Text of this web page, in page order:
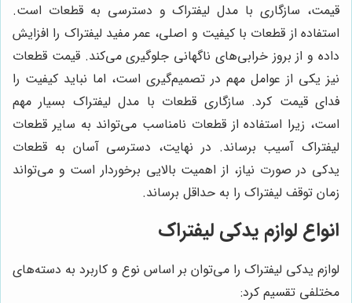
قیمت، سازگاری با مدل لیفتراک و دسترسی به قطعات است.
استفاده از قطعات با کیفیت و اصلی، عمر مفید لیفتراک را افزایش
داده و از بروز خرابی‌های ناگهانی جلوگیری می‌کند. قیمت قطعات
نیز یکی از عوامل مهم در تصمیم‌گیری است، اما نباید کیفیت را
فدای قیمت کرد. سازگاری قطعات با مدل لیفتراک بسیار مهم
است، زیرا استفاده از قطعات نامناسب می‌تواند به سایر قطعات
لیفتراک آسیب برساند. در نهایت، دسترسی آسان به قطعات
یدکی در صورت نیاز، از اهمیت بالایی برخوردار است و می‌تواند
زمان توقف لیفتراک را به حداقل برساند.
انواع لوازم یدکی لیفتراک
لوازم یدکی لیفتراک را می‌توان بر اساس نوع و کاربرد به دسته‌های
مختلفی تقسیم کرد: